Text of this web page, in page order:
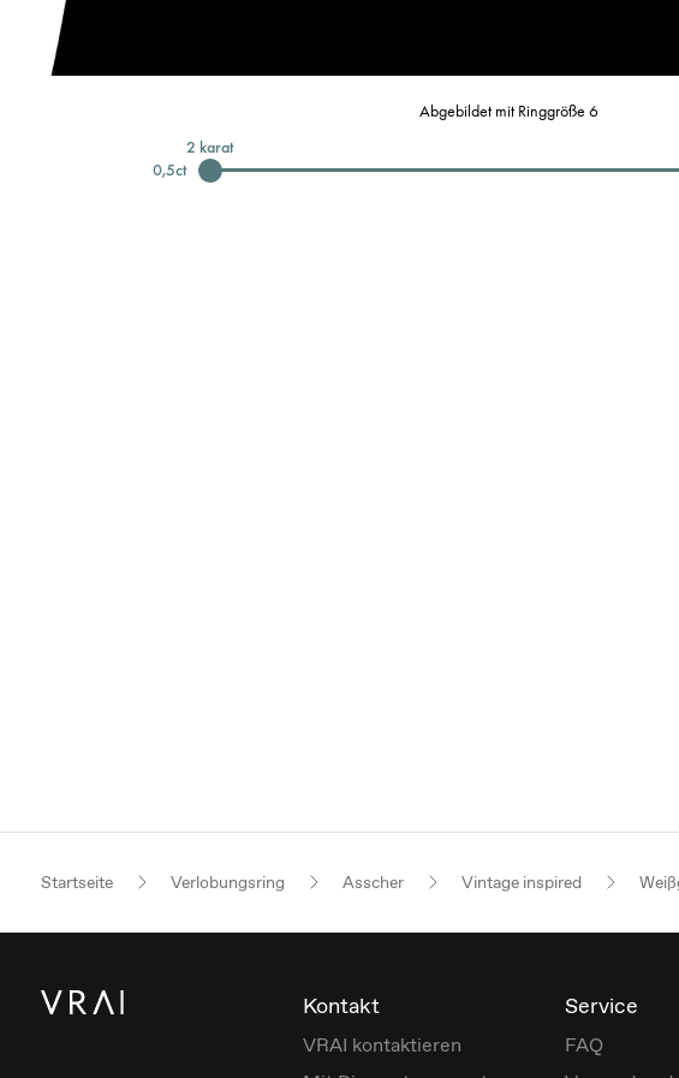
Abgebildet mit Ringgröße 6
0,5ct
2 karat
Startseite Verlobungsring Asscher Vintage inspired
Kontakt
VRAI kontaktieren
Service
FAQ